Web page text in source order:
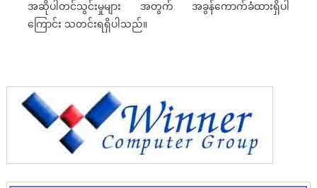
အဆိုပါတင်သွင်းမှုများ အတွက် အခွန်ကောက်ခံထားရှိပါ
ကြောင်း သတင်းရရှိပါသည်။